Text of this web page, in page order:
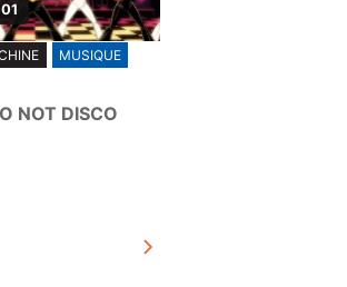
MUSIQUE
NOT DISCO